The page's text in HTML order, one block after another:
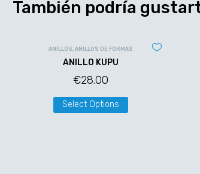
También podría
ANILLOS, ANILLOS DE FORMAS
ANILLO KUPU
€28.00
Select Options